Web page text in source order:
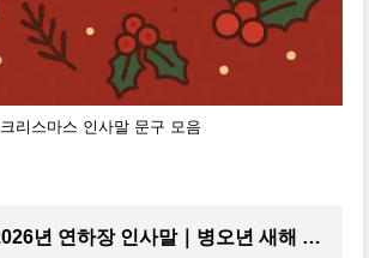
크리스마스 인사말 문구 모음
2026년 연하장 인사말｜병오년 새해 카드 문자 덕담 모음